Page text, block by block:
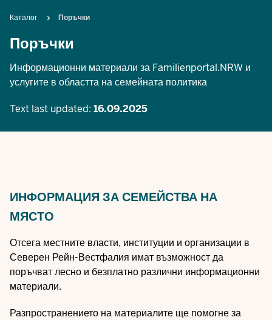
Breadcrumb
Каталог Поръчки
Поръчки
Информационни материали за Familienportal.NRW и
услугите в областта на семейната политика
Text last updated: 16.09.2025
ИНФОРМАЦИЯ ЗА СЕМЕЙСТВА НА
МЯСТО
Отсега местните власти, институции и организации в
Северен Рейн-Вестфалия имат възможност да
поръчват лесно и безплатно различни информационни
материали.
Разпространението на материалите ще помогне за